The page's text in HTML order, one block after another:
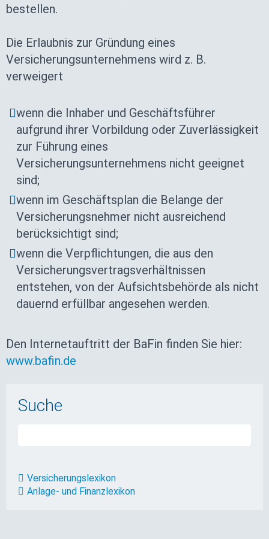
bestellen.
Die Erlaubnis zur Gründung eines
Versicherungsunternehmens wird z. B.
verweigert
wenn die Inhaber und Geschäftsführer
aufgrund ihrer Vorbildung oder Zuverlässigkeit
zur Führung eines
Versicherungsunternehmens nicht geeignet
sind;
wenn im Geschäftsplan die Belange der
Versicherungsnehmer nicht ausreichend
berücksichtigt sind;
wenn die Verpflichtungen, die aus den
Versicherungsvertragsverhältnissen
entstehen, von der Aufsichtsbehörde als nicht
dauernd erfüllbar angesehen werden.
Den Internetauftritt der BaFin finden Sie hier:
www.bafin.de
Suche
Versicherungslexikon
Anlage- und Finanzlexikon